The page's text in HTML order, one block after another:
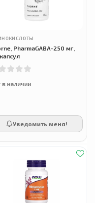
PharmaGABA-250 мг,
в наличии
Уведомить меня!